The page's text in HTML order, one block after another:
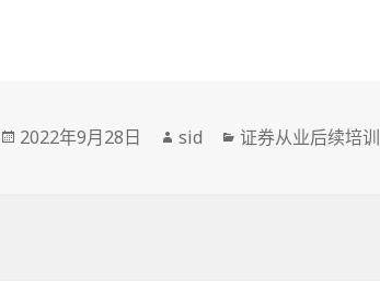
发
2022年9月28日
作
sid
分
证券从业后续培训